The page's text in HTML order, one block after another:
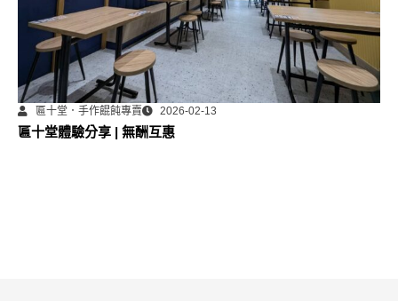
匾十堂．手作餛飩專賣 2026-02-13
匾十堂體驗分享 | 無酬互惠